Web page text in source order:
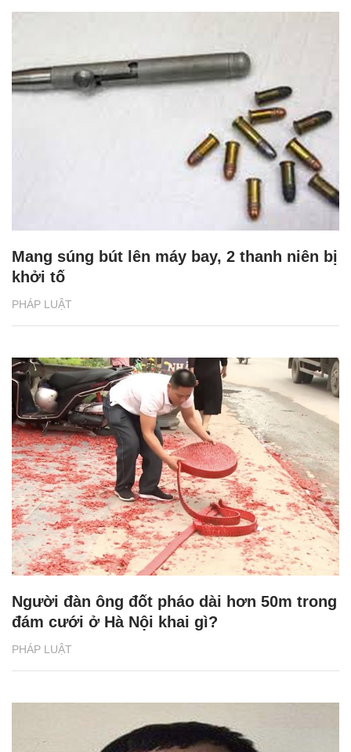
PHÁP LUẬT
Mang súng bút lên máy bay, 2 thanh niên bị
khởi tố
PHÁP LUẬT
Người đàn ông đốt pháo dài hơn 50m trong
đám cưới ở Hà Nội khai gì?